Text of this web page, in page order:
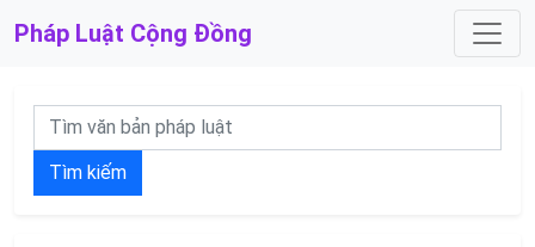
Pháp Luật Cộng Đồng
Tìm kiếm